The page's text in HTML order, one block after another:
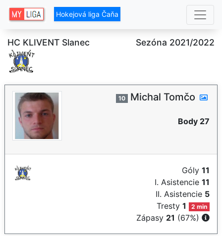
Hokejová liga Čaňa
HC KLIVENT Slanec Sezóna 2021/2022
10 Michal Tomčo
Body 27
Góly 11
I. Asistencie 11
II. Asistencie 5
Tresty1 2 min
Zápasy 21 (67%)